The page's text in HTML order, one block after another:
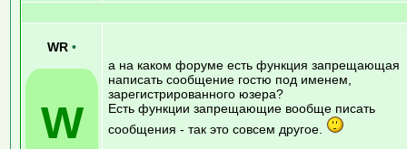
WR •
W
а на каком форуме есть функция запрещающая
написать сообщение гостю под именем,
зарегистрированного юзера?
Есть функции запрещающие вообще писать
сообщения - так это совсем другое.